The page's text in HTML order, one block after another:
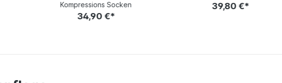
Kompressions Socken
34,90 €*
39,80 €*